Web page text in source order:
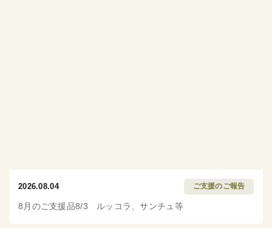
2026.08.04 ご支援のご報告
8月のご支援品8/3 ルッコラ、サンチュ等